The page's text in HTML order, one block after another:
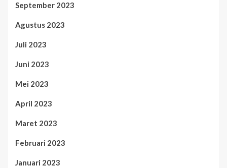
September 2023
Agustus 2023
Juli 2023
Juni 2023
Mei 2023
April 2023
Maret 2023
Februari 2023
Januari 2023